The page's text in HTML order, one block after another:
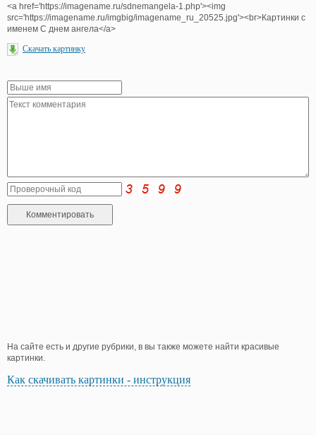
<a href='https://imagename.ru/sdnemangela-1.php'><img
src='https://imagename.ru/imgbig/imagename_ru_20525.jpg'><br>Картинки с
именем С днем ангела</a>
Скачать картинку
На сайте есть и другие рубрики, в вы также можете найти красивые
картинки.
Как скачивать картинки - инструкция